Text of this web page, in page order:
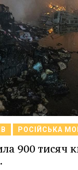
РОСІЙСЬКА
900 тисяч